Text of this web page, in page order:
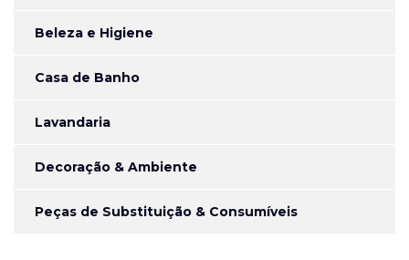
Beleza e Higiene
Casa de Banho
Lavandaria
Decoração & Ambiente
Peças de Substituição & Consumíveis